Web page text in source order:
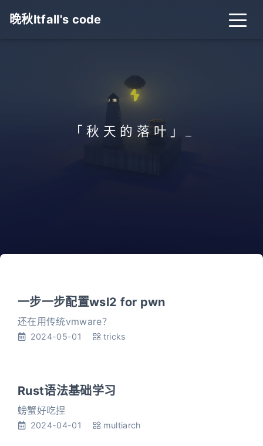
晚秋ltfall's code
「 秋 天 的 落 叶 」
一步一步配置wsl2 for pwn
还在用传统vmware？
2024-05-01 tricks
Rust语法基础学习
螃蟹好吃捏
2024-04-01 multiarch